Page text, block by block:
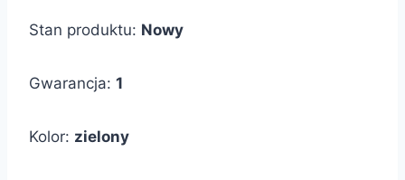
Stan produktu: Nowy
Gwarancja: 1
Kolor: zielony